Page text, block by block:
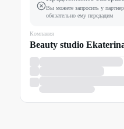
Вы можете запросить у
обязательно ему передадим
Компания
Beauty studio